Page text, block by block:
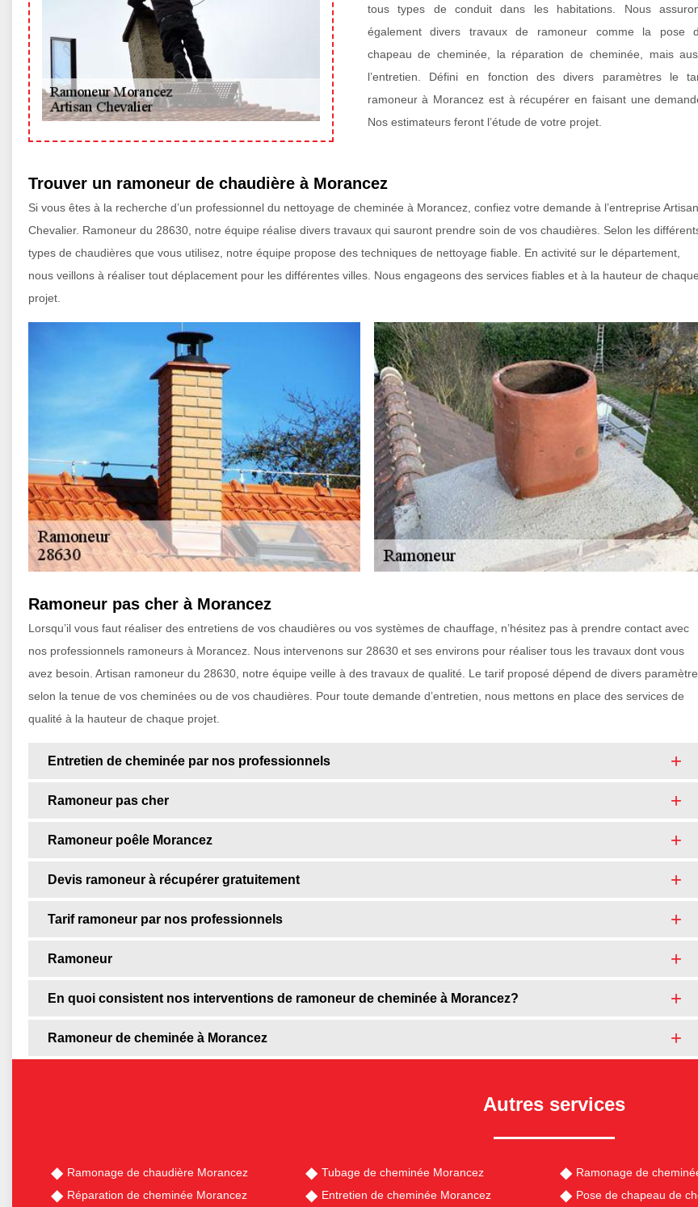
tous types de conduit dans les habitations. Nous
également divers travaux de ramoneur comme la pose
chapeau de cheminée, la réparation de cheminée, mais
l’entretien. Défini en fonction des divers paramètres le
ramoneur à Morancez est à récupérer en faisant une
Nos estimateurs feront l’étude de votre projet.
Trouver un ramoneur de chaudière à Morancez
Si vous êtes à la recherche d’un professionnel du nettoyage de cheminée à Morancez, confiez votre demande à l’entreprise Artisan
Chevalier. Ramoneur du 28630, notre équipe réalise divers travaux qui sauront prendre soin de vos chaudières. Selon les
types de chaudières que vous utilisez, notre équipe propose des techniques de nettoyage fiable. En activité sur le département,
nous veillons à réaliser tout déplacement pour les différentes villes. Nous engageons des services fiables et à la hauteur de chaque
projet.
Ramoneur pas cher à Morancez
Lorsqu’il vous faut réaliser des entretiens de vos chaudières ou vos systèmes de chauffage, n’hésitez pas à prendre contact avec
nos professionnels ramoneurs à Morancez. Nous intervenons sur 28630 et ses environs pour réaliser tous les travaux dont vous
avez besoin. Artisan ramoneur du 28630, notre équipe veille à des travaux de qualité. Le tarif proposé dépend de divers
selon la tenue de vos cheminées ou de vos chaudières. Pour toute demande d’entretien, nous mettons en place des services de
qualité à la hauteur de chaque projet.
Entretien de cheminée par nos professionnels
Ramoneur pas cher
Ramoneur poêle Morancez
Devis ramoneur à récupérer gratuitement
Tarif ramoneur par nos professionnels
Ramoneur
En quoi consistent nos interventions de ramoneur de cheminée à Morancez?
Ramoneur de cheminée à Morancez
Autres services
Ramonage de chaudière Morancez
Réparation de cheminée Morancez
Tubage de cheminée Morancez
Entretien de cheminée Morancez
Ramonage de
Pose de chapeau de